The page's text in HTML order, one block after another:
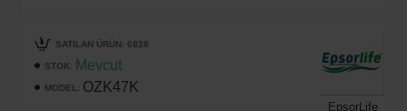
STOK: Mevcut
MODEL: OZK47K
EpsorLife
SATILAN ÜRÜN: 6828